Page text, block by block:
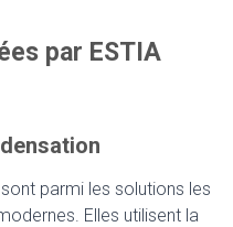
par ESTIA
parmi les solutions les
Elles utilisent la